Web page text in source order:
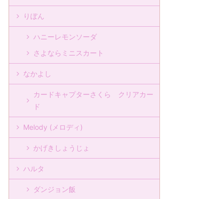
りぼん
ハニーレモンソーダ
さよならミニスカート
なかよし
カードキャプターさくら クリアカー
ド
Melody (メロディ)
かげきしょうじょ
ハルタ
ダンジョン飯